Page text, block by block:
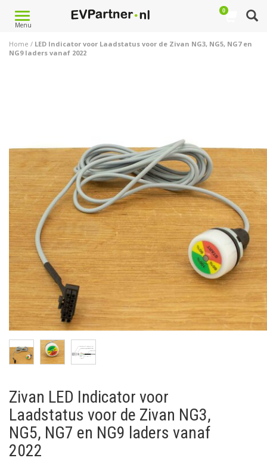
Toggle
navigation
Menu
0
Home / LED Indicator voor Laadstatus voor de Zivan NG3, NG5, NG7 en
NG9 laders vanaf 2022
Zivan LED Indicator voor
Laadstatus voor de Zivan NG3,
NG5, NG7 en NG9 laders vanaf
2022